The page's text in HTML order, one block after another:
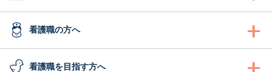
会長あいさつ
協会概要
看護職の方へ
看護職の方へ
看護職を目指す方へ